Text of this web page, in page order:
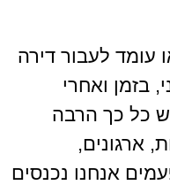
לעבור דירה
, בזמן ואחרי
כל כך הרבה
, ארגונים,
אנחנו נכנסים